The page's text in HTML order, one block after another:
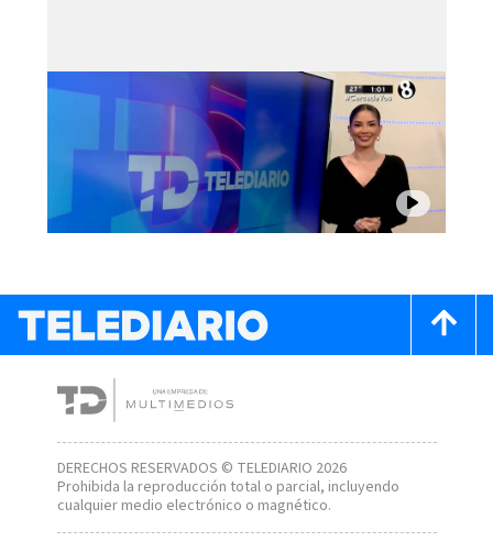
DERECHOS RESERVADOS © TELEDIARIO 2026
Prohibida la reproducción total o parcial, incluyendo
cualquier medio electrónico o magnético.